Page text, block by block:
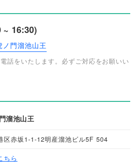
~ 16:30)
ノ門溜池山王
話をいたします。必ずご対応をお願いい
溜池山王
区赤坂1-1-12明産溜池ビル5F 504
ちら